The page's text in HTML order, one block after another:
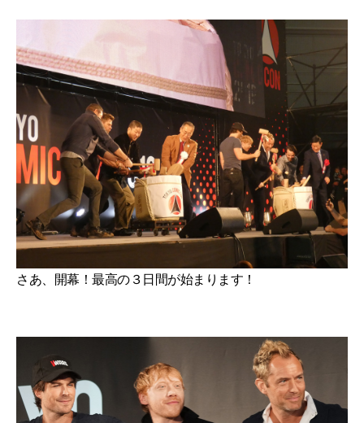
さあ、開幕！最高の３日間が始まります！